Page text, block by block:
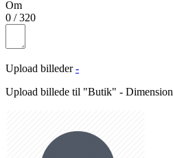
Om
0 /320
Upload billeder -
Upload billede til "Butik" -